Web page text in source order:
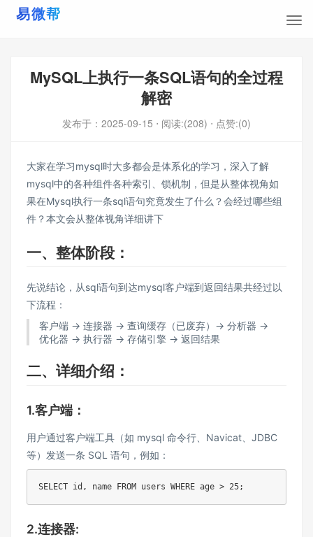
MySQL上执行一条SQL语句的全过程
解密
发布于： 2025-09-15 ⋅ 阅读:(208) ⋅ 点赞:(0)
大家在学习mysql时大多都会是体系化的学习，深入了解
mysql中的各种组件各种索引、锁机制，但是从整体视角如
果在Mysql执行一条sql语句究竟发生了什么？会经过哪些组
件？本文会从整体视角详细讲下
一、整体阶段：
先说结论，从sql语句到达mysql客户端到返回结果共经过以
下流程：
客户端 → 连接器 → 查询缓存（已废弃）→ 分析器 →
优化器 → 执行器 → 存储引擎 → 返回结果
二、详细介绍：
1.客户端：
用户通过客户端工具（如 mysql 命令行、Navicat、JDBC
等）发送一条 SQL 语句，例如：
SELECT id, name FROM users WHERE age > 25;
2.连接器: